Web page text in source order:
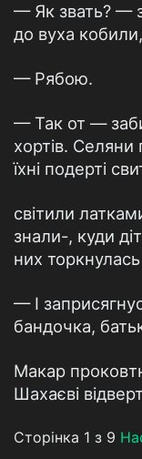
— Як звать? —
до вуха
— Рябою.
— Так от —
хортів.
їхні подерті
світили
знали-, куди
них
— І
бандочка,
Макар
Шахаєві
Сторінка 1 з 9